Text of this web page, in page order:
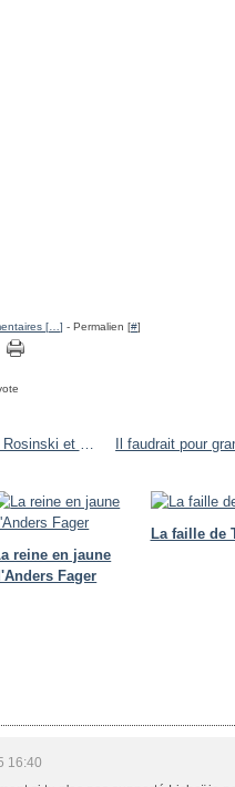
[ ] - Permalien [#]
Au-delà des ombres de Rosinski et Van Hamme
reine en jaune
Fager
La faille de
16:40